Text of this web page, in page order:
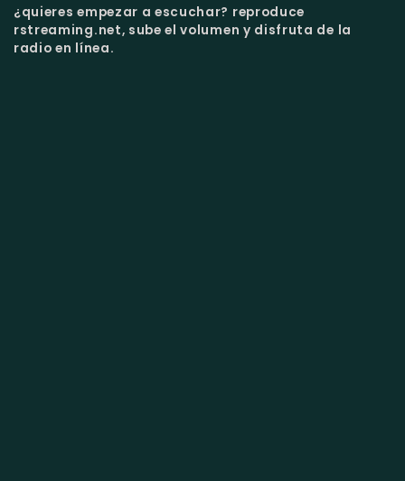
¿quieres empezar a escuchar? reproduce
rstreaming.net, sube el volumen y disfruta de la
radio en línea.